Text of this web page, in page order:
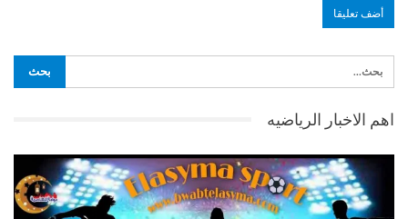
اهم الاخبار الرياضيه